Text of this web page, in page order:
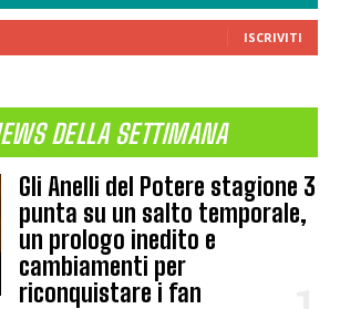
ISCRIVITI
DELLA SETTIMANA
Gli Anelli del Potere stagione 3
punta su un salto temporale,
un prologo inedito e
cambiamenti per
riconquistare i fan